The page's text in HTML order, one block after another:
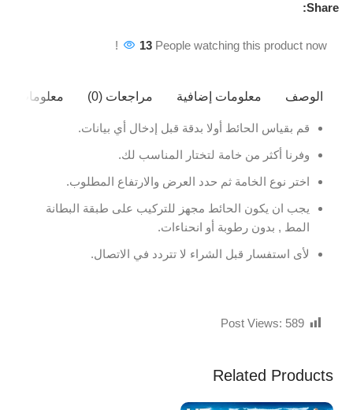
Share:
13 People watching this product now!
الوصف معلومات إضافية مراجعات (0) معلومات
قم بقياس الحائط أولا بدقة قبل إدخال أي بيانات.
وفرنا أكثر من خامة لتختار المناسب لك.
اختر نوع الخامة ثم حدد العرض والارتفاع المطلوب.
يجب ان يكون الحائط مجهز للتركيب على طبقة البطانة
المط , بدون رطوبة أو انحناءات.
لأى استفسار قبل الشراء لا تتردد في الاتصال.
Post Views: 589
Related Products